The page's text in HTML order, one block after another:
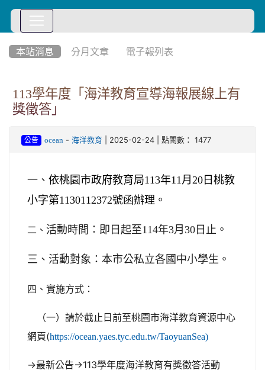
本站消息 分月文章 電子報列表
113學年度「海洋教育宣導海報展線上有
獎徵答」
公告 ocean- 海洋教育 | 2025-02-24 | 點閱數： 1477
一、 依桃園市政府教育局113年11月20日桃教
小字第1130112372號函辦理。
二、 活動時間：即日起至114年3月30日止。
三、活動對象：本市公私立各國中小學生。
四、實施方式：
（一）請於截止日前至桃園市海洋教育資源中心
網頁(https://ocean.yaes.tyc.edu.tw/TaoyuanSea)
→最新公告→113學年度海洋教育有獎徵答活動